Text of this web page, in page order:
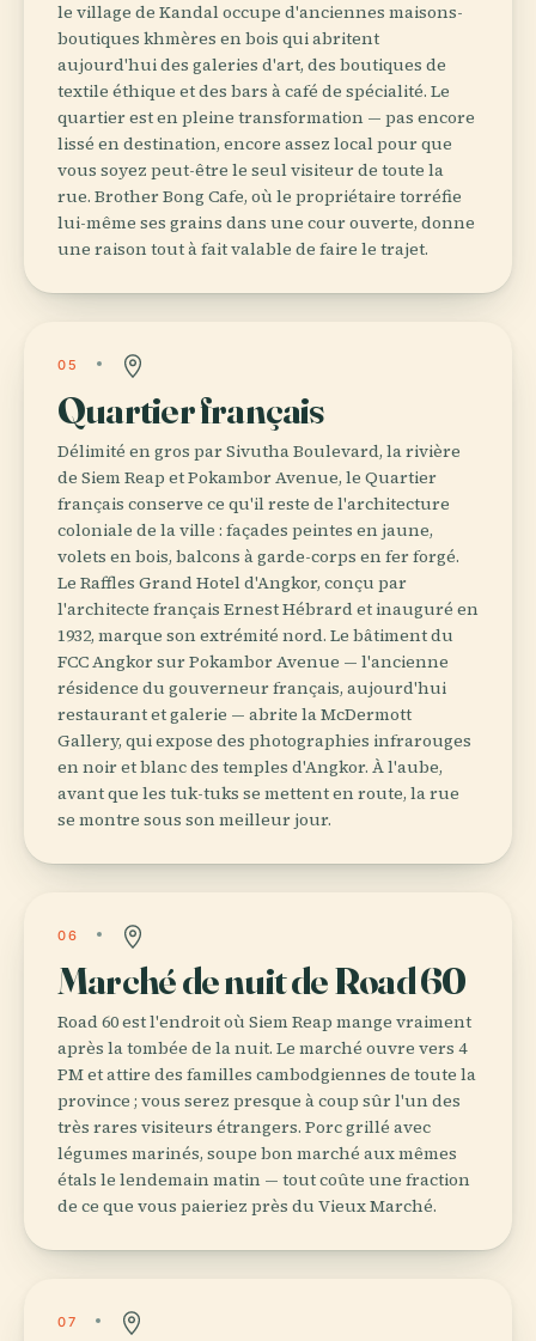
le village de Kandal occupe d'anciennes maisons-
boutiques khmères en bois qui abritent
aujourd'hui des galeries d'art, des boutiques de
textile éthique et des bars à café de spécialité. Le
quartier est en pleine transformation — pas encore
lissé en destination, encore assez local pour que
vous soyez peut-être le seul visiteur de toute la
rue. Brother Bong Cafe, où le propriétaire torréfie
lui-même ses grains dans une cour ouverte, donne
une raison tout à fait valable de faire le trajet.
05
Quartier français
Délimité en gros par Sivutha Boulevard, la rivière
de Siem Reap et Pokambor Avenue, le Quartier
français conserve ce qu'il reste de l'architecture
coloniale de la ville : façades peintes en jaune,
volets en bois, balcons à garde-corps en fer forgé.
Le Raffles Grand Hotel d'Angkor, conçu par
l'architecte français Ernest Hébrard et inauguré en
1932, marque son extrémité nord. Le bâtiment du
FCC Angkor sur Pokambor Avenue — l'ancienne
résidence du gouverneur français, aujourd'hui
restaurant et galerie — abrite la McDermott
Gallery, qui expose des photographies infrarouges
en noir et blanc des temples d'Angkor. À l'aube,
avant que les tuk-tuks se mettent en route, la rue
se montre sous son meilleur jour.
06
Marché de nuit de Road 60
Road 60 est l'endroit où Siem Reap mange vraiment
après la tombée de la nuit. Le marché ouvre vers 4
PM et attire des familles cambodgiennes de toute la
province ; vous serez presque à coup sûr l'un des
très rares visiteurs étrangers. Porc grillé avec
légumes marinés, soupe bon marché aux mêmes
étals le lendemain matin — tout coûte une fraction
de ce que vous paieriez près du Vieux Marché.
07